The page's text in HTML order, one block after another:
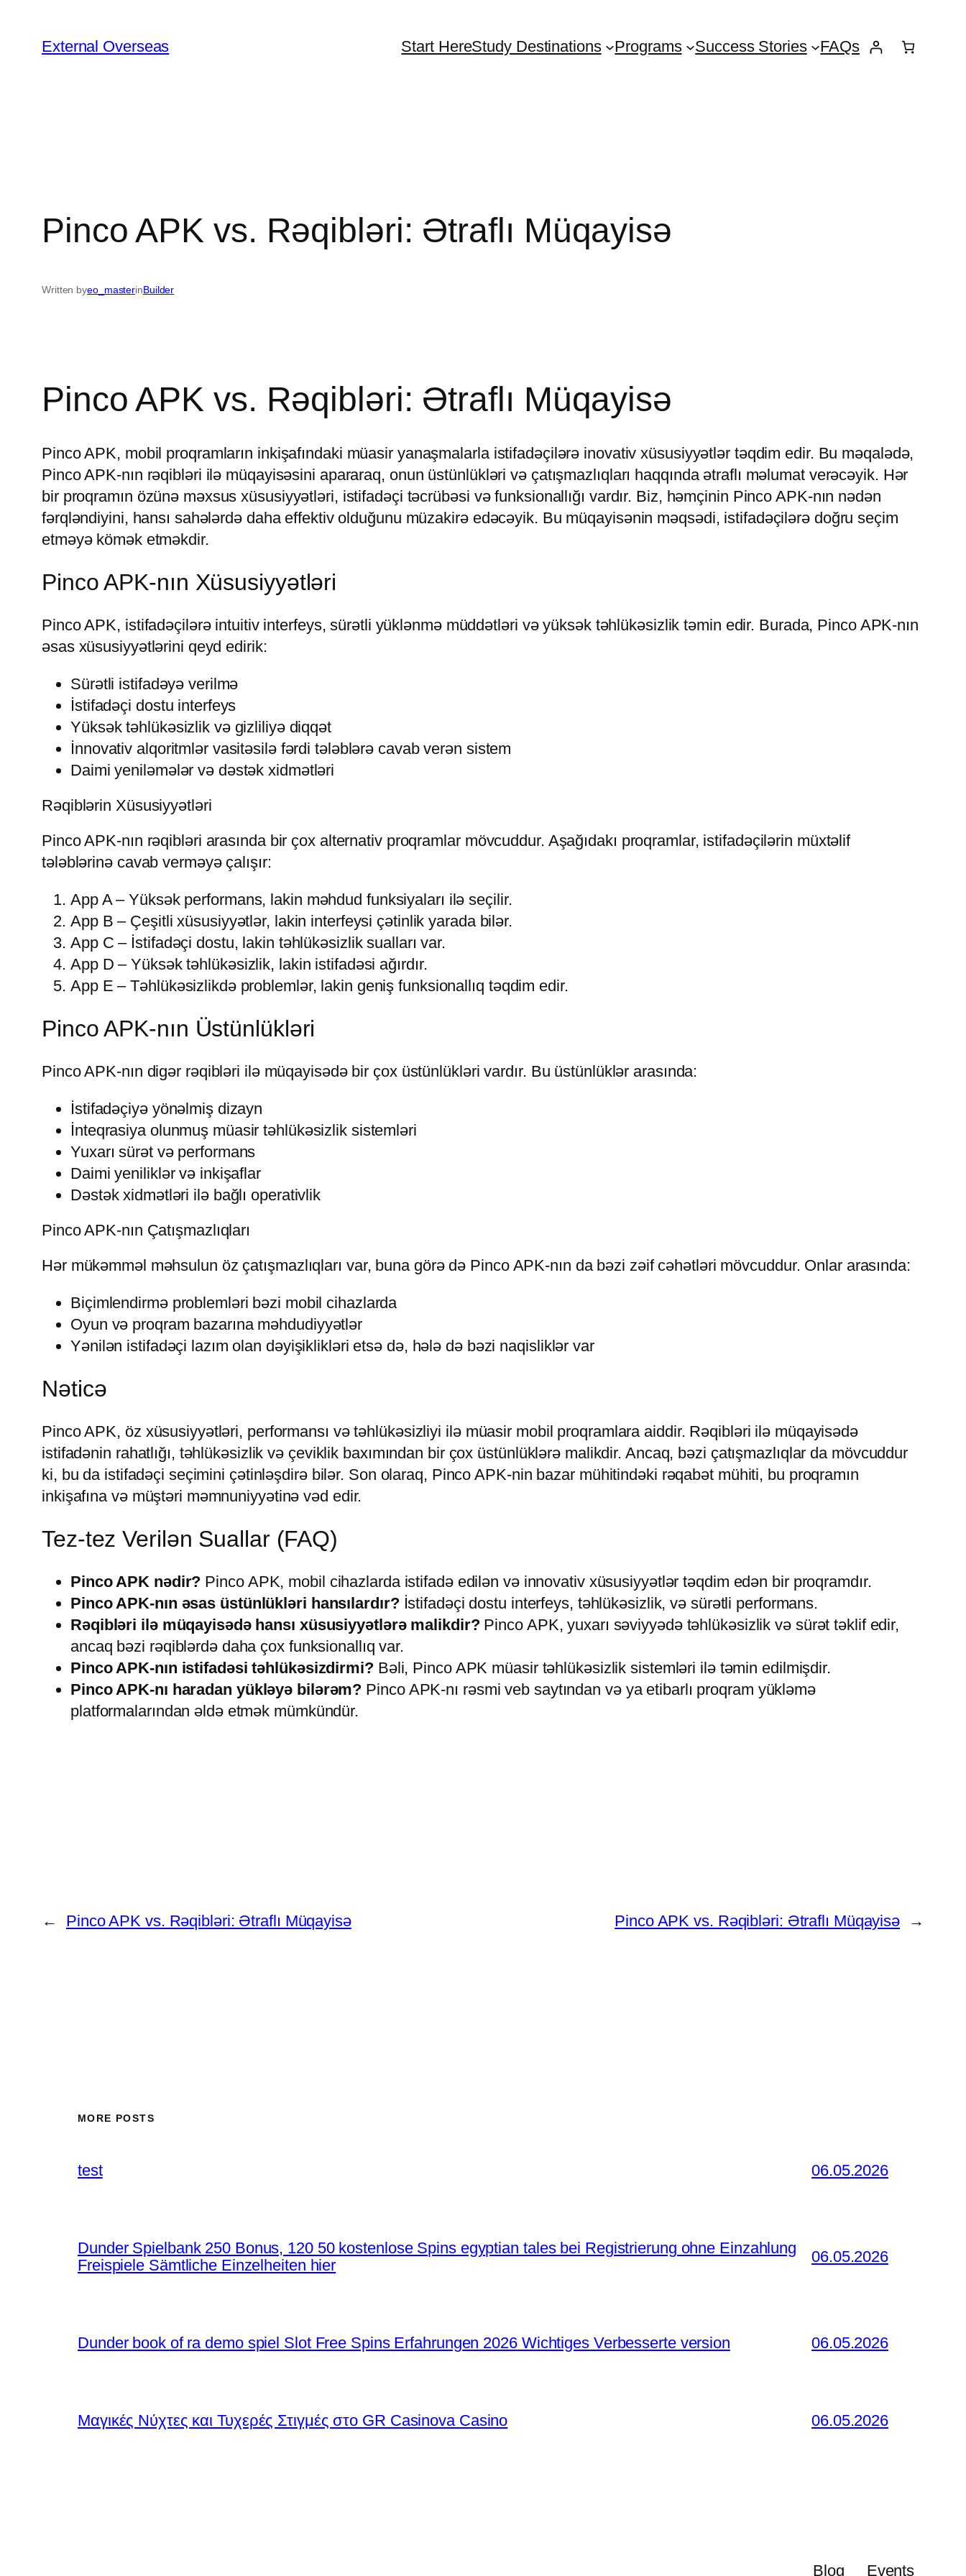
content
External Overseas Start HereStudy Destinations Programs Success Stories FAQs
Pinco APK vs. Rəqibləri: Ətraflı Müqayisə
Written byeo_masterinBuilder
Pinco APK vs. Rəqibləri: Ətraflı Müqayisə
Pinco APK, mobil proqramların inkişafındaki müasir yanaşmalarla istifadəçilərə inovativ xüsusiyyətlər təqdim edir. Bu məqalədə,
Pinco APK-nın rəqibləri ilə müqayisəsini apararaq, onun üstünlükləri və çatışmazlıqları haqqında ətraflı məlumat verəcəyik. Hər
bir proqramın özünə məxsus xüsusiyyətləri, istifadəçi təcrübəsi və funksionallığı vardır. Biz, həmçinin Pinco APK-nın nədən
fərqləndiyini, hansı sahələrdə daha effektiv olduğunu müzakirə edəcəyik. Bu müqayisənin məqsədi, istifadəçilərə doğru seçim
etməyə kömək etməkdir.
Pinco APK-nın Xüsusiyyətləri
Pinco APK, istifadəçilərə intuitiv interfeys, sürətli yüklənmə müddətləri və yüksək təhlükəsizlik təmin edir. Burada, Pinco APK-nın
əsas xüsusiyyətlərini qeyd edirik:
Sürətli istifadəyə verilmə
İstifadəçi dostu interfeys
Yüksək təhlükəsizlik və gizliliyə diqqət
İnnovativ alqoritmlər vasitəsilə fərdi tələblərə cavab verən sistem
Daimi yeniləmələr və dəstək xidmətləri
Rəqiblərin Xüsusiyyətləri
Pinco APK-nın rəqibləri arasında bir çox alternativ proqramlar mövcuddur. Aşağıdakı proqramlar, istifadəçilərin müxtəlif
tələblərinə cavab verməyə çalışır:
App A – Yüksək performans, lakin məhdud funksiyaları ilə seçilir.
App B – Çeşitli xüsusiyyətlər, lakin interfeysi çətinlik yarada bilər.
App C – İstifadəçi dostu, lakin təhlükəsizlik sualları var.
App D – Yüksək təhlükəsizlik, lakin istifadəsi ağırdır.
App E – Təhlükəsizlikdə problemlər, lakin geniş funksionallıq təqdim edir.
Pinco APK-nın Üstünlükləri
Pinco APK-nın digər rəqibləri ilə müqayisədə bir çox üstünlükləri vardır. Bu üstünlüklər arasında:
İstifadəçiyə yönəlmiş dizayn
İnteqrasiya olunmuş müasir təhlükəsizlik sistemləri
Yuxarı sürət və performans
Daimi yeniliklər və inkişaflar
Dəstək xidmətləri ilə bağlı operativlik
Pinco APK-nın Çatışmazlıqları
Hər mükəmməl məhsulun öz çatışmazlıqları var, buna görə də Pinco APK-nın da bəzi zəif cəhətləri mövcuddur. Onlar arasında:
Biçimlendirmə problemləri bəzi mobil cihazlarda
Oyun və proqram bazarına məhdudiyyətlər
Yənilən istifadəçi lazım olan dəyişiklikləri etsə də, hələ də bəzi naqisliklər var
Nəticə
Pinco APK, öz xüsusiyyətləri, performansı və təhlükəsizliyi ilə müasir mobil proqramlara aiddir. Rəqibləri ilə müqayisədə
istifadənin rahatlığı, təhlükəsizlik və çeviklik baxımından bir çox üstünlüklərə malikdir. Ancaq, bəzi çatışmazlıqlar da mövcuddur
ki, bu da istifadəçi seçimini çətinləşdirə bilər. Son olaraq, Pinco APK-nin bazar mühitindəki rəqabət mühiti, bu proqramın
inkişafına və müştəri məmnuniyyətinə vəd edir.
Tez-tez Verilən Suallar (FAQ)
Pinco APK nədir? Pinco APK, mobil cihazlarda istifadə edilən və innovativ xüsusiyyətlər təqdim edən bir proqramdır.
Pinco APK-nın əsas üstünlükləri hansılardır?İstifadəçi dostu interfeys, təhlükəsizlik, və sürətli performans.
Rəqibləri ilə müqayisədə hansı xüsusiyyətlərə malikdir?Pinco APK, yuxarı səviyyədə təhlükəsizlik və sürət təklif edir,
ancaq bəzi rəqiblərdə daha çox funksionallıq var.
Pinco APK-nın istifadəsi təhlükəsizdirmi?Bəli, Pinco APK müasir təhlükəsizlik sistemləri ilə təmin edilmişdir.
Pinco APK-nı haradan yükləyə bilərəm? Pinco APK-nı rəsmi veb saytından və ya etibarlı proqram yükləmə
platformalarından əldə etmək mümkündür.
← Pinco APK vs. Rəqibləri: Ətraflı Müqayisə Pinco APK vs. Rəqibləri: Ətraflı Müqayisə →
MORE POSTS
test 06.05.2026
Dunder Spielbank 250 Bonus, 120 50 kostenlose Spins egyptian tales bei Registrierung ohne Einzahlung
Freispiele Sämtliche Einzelheiten hier
06.05.2026
Dunder book of ra demo spiel Slot Free Spins Erfahrungen 2026 Wichtiges Verbesserte version 06.05.2026
Μαγικές Νύχτες και Τυχερές Στιγμές στο GR Casinova Casino 06.05.2026
Blog Events